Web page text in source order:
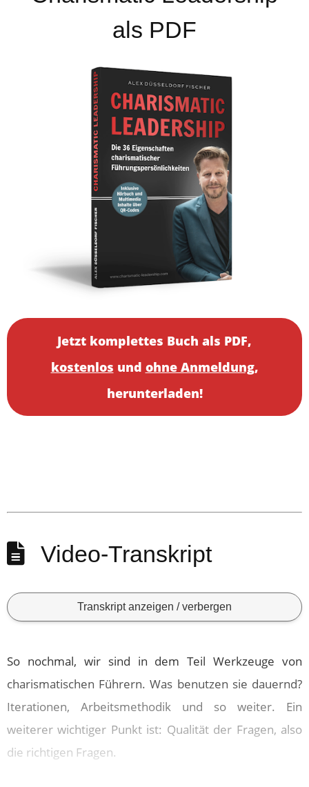
als PDF
Jetzt komplettes Buch als PDF,
kostenlos und ohne Anmeldung,
herunterladen!
Video-Transkript
Transkript anzeigen / verbergen
So nochmal, wir sind in dem Teil Werkzeuge von
charismatischen Führern. Was benutzen sie dauernd?
Iterationen, Arbeitsmethodik und so weiter. Ein
weiterer wichtiger Punkt ist: Qualität der Fragen, also
die richtigen Fragen.